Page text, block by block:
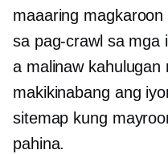
maaaring
sa pag-crawl sa mga
a malinawkahulugan
makikinabang ang
sitemap kung
pahina.